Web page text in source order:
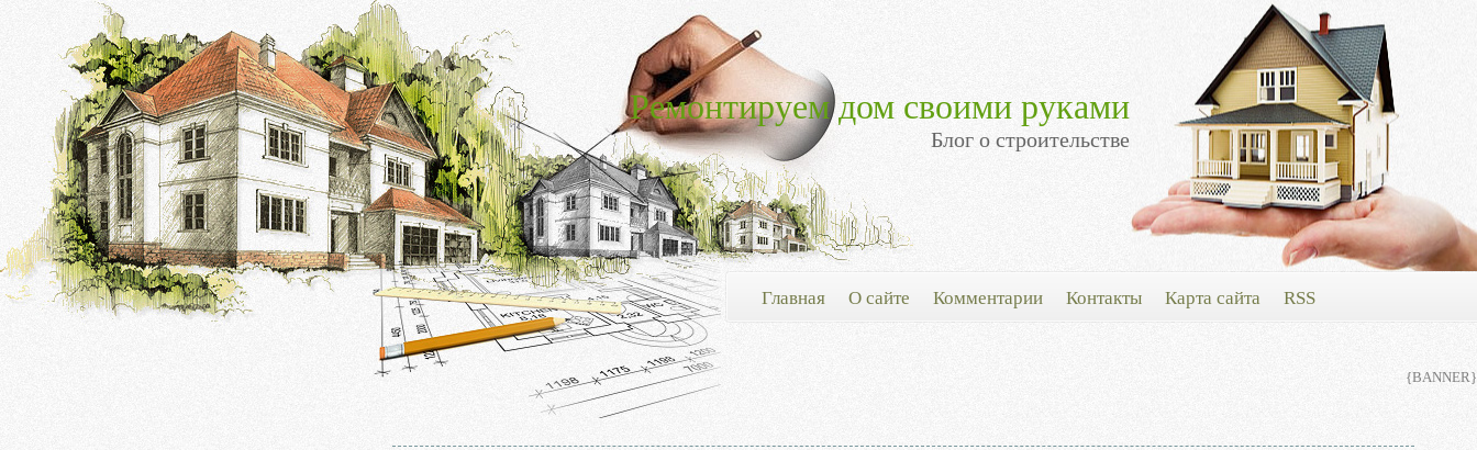
Ремонтируем дом своими руками
Блог о строительстве
Главная О сайте Комментарии Контакты Карта сайта RSS
{BANNER}